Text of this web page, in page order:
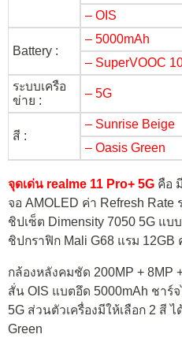
– OIS
Battery :
– 5000mAh
– SuperVOOC
ระบบเครือ
ข่าย :
– 5G
สี :
– Sunrise Beige
– Oasis Green
จุดเด่น realme 11 Pro+ 5G คือ
จอ AMOLED ค่า Refresh Rate
ชิปเซ็ต Dimensity 7050 5G แบ
ชิปกราฟิก Mali G68 แรม 12GB
กล้องหลังคมชัด 200MP + 8MP
สั่น OIS แบตอึด 5000mAh ชาร์
5G ส่วนตัวเครื่องมีให้เลือก 2 สี
Green